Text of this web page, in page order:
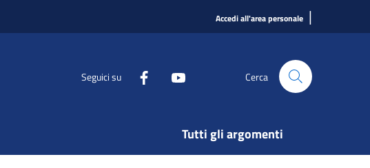
Accedi all'area personale |
Seguici su Cerca
Tutti gli argomenti